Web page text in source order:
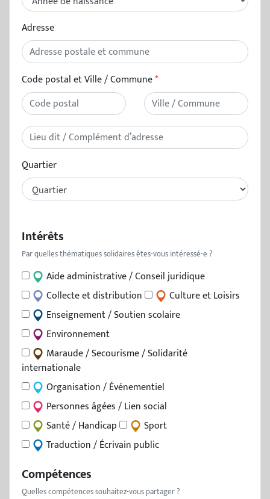
Adresse
Code postal et Ville / Commune
Quartier
Intérêts
Par quelles thématiques solidaires êtes-vous intéressé-e ?
Aide administrative / Conseil juridique
Collecte et distribution
Culture et Loisirs
Enseignement / Soutien scolaire
Environnement
Maraude / Secourisme / Solidarité
internationale
Organisation / Événementiel
Personnes âgées / Lien social
Santé / Handicap
Sport
Traduction / Écrivain public
Compétences
Quelles compétences souhaitez-vous partager ?